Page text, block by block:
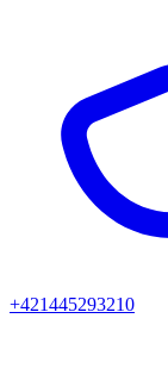
+421445293210